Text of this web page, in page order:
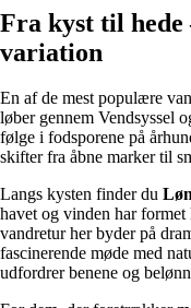
Fra kyst til hede
variation
En af de mest populære
løber gennem Vendsyssel
følge i fodsporene på
skifter fra åbne marker til
Langs kysten finder du
havet og vinden har formet
vandretur her byder på
fascinerende møde med
udfordrer benene og